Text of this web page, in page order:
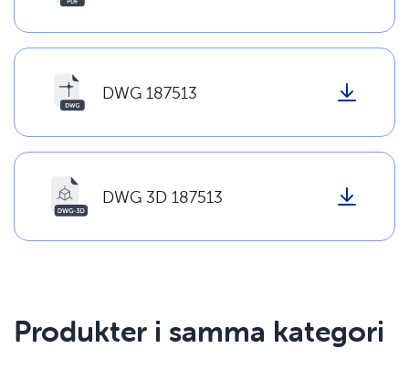
DWG 187513
DWG 3D 187513
Produkter i samma kategori